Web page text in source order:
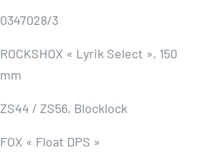
0347028/3
ROCKSHOX « Lyrik Select », 150
mm
ZS44 / ZS56, Blocklock
FOX « Float DPS »